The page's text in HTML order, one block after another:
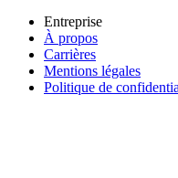
Entreprise
À propos
Carrières
Mentions légales
Politique de